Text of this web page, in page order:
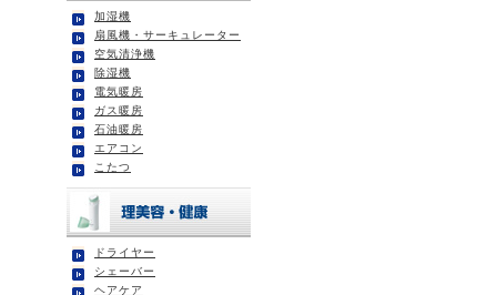
加湿機
扇風機・サーキュレーター
空気清浄機
除湿機
電気暖房
ガス暖房
石油暖房
エアコン
こたつ
ドライヤー
シェーバー
ヘアケア